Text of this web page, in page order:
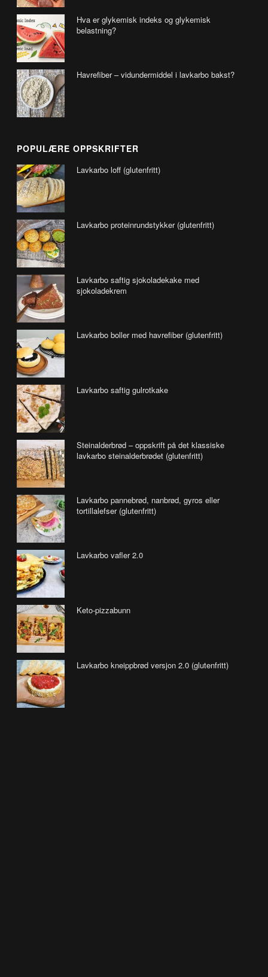
Hva er glykemisk indeks og glykemisk
belastning?
Havrefiber – vidundermiddel i lavkarbo bakst?
POPULÆRE OPPSKRIFTER
Lavkarbo loff (glutenfritt)
Lavkarbo proteinrundstykker (glutenfritt)
Lavkarbo saftig sjokoladekake med
sjokoladekrem
Lavkarbo boller med havrefiber (glutenfritt)
Lavkarbo saftig gulrotkake
Steinalderbrød – oppskrift på det klassiske
lavkarbo steinalderbrødet (glutenfritt)
Lavkarbo pannebrød, nanbrød, gyros eller
tortillalefser (glutenfritt)
Lavkarbo vafler 2.0
Keto-pizzabunn
Lavkarbo kneippbrød versjon 2.0 (glutenfritt)